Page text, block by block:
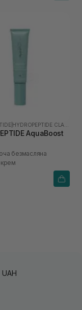
AquaBoost
безмасляна
крем